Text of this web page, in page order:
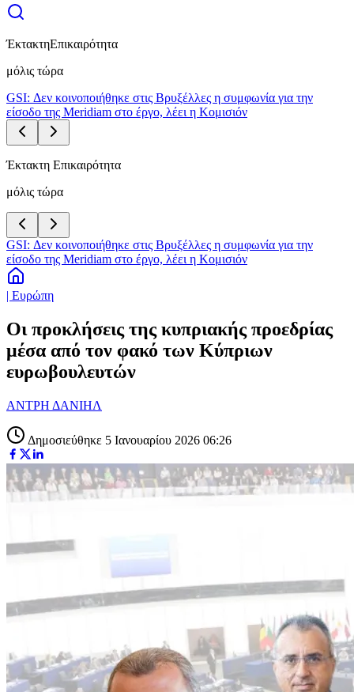
ΈκτακτηΕπικαιρότητα
μόλις τώρα
GSI: Δεν κοινοποιήθηκε στις Βρυξέλλες η συμφωνία για την
είσοδο της Meridiam στο έργο, λέει η Κομισιόν
Έκτακτη Επικαιρότητα
μόλις τώρα
GSI: Δεν κοινοποιήθηκε στις Βρυξέλλες η συμφωνία για την
είσοδο της Meridiam στο έργο, λέει η Κομισιόν
| Ευρώπη
Οι προκλήσεις της κυπριακής προεδρίας
μέσα από τον φακό των Κύπριων
ευρωβουλευτών
ΑΝΤΡΗ ΔΑΝΙΗΛ
Δημοσιεύθηκε 5 Ιανουαρίου 2026 06:26